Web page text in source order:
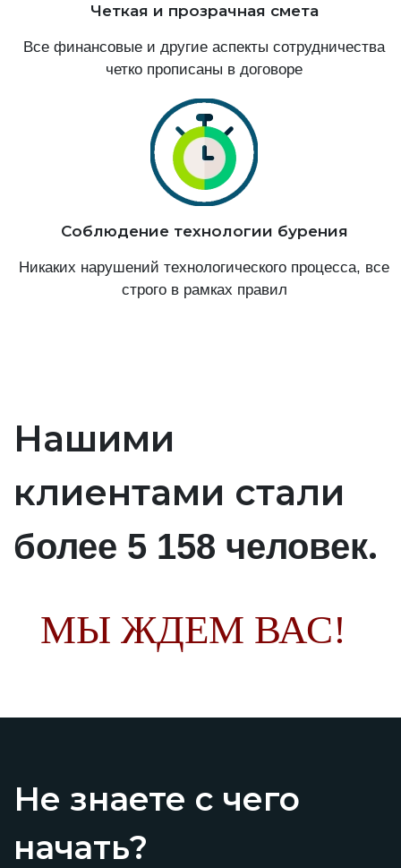
Четкая и прозрачная смета
Все финансовые и другие аспекты сотрудничества
четко прописаны в договоре
Соблюдение технологии бурения
Никаких нарушений технологического процесса, все
строго в рамках правил
Нашими
клиентами стали
более 5 158 человек.
МЫ ЖДЕМ ВАС!
Не знаете с чего
начать?